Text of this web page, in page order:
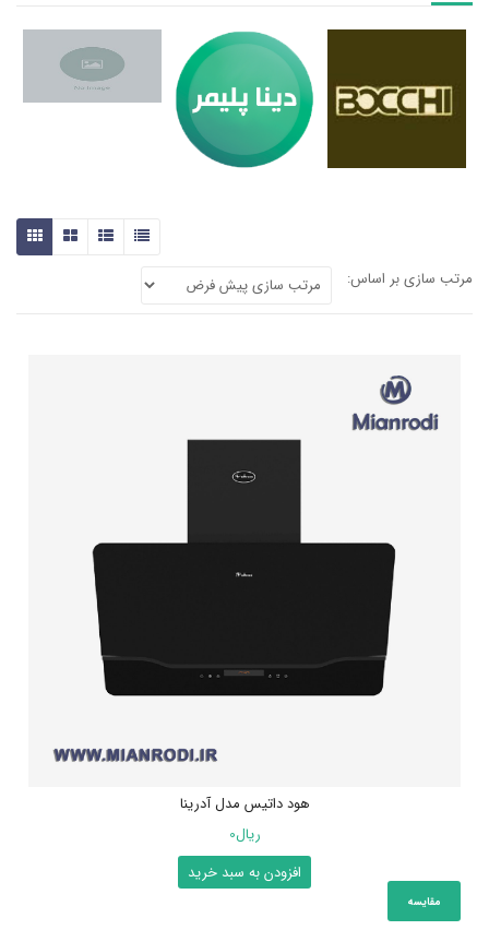
مرتب سازی بر اساس:
هود داتیس مدل آدرینا
ریال0
افزودن به سبد خرید
مقایسه